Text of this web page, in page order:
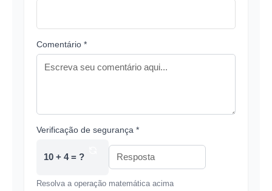
Comentário *
Verificação de segurança *
10 + 4 = ?
Resolva a operação matemática acima